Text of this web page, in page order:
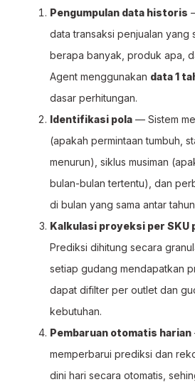
Pengumpulan data historis
data transaksi penjualan yang
berapa banyak, produk apa,
Agent menggunakan data 1
dasar perhitungan.
Identifikasi pola — Sistem
(apakah permintaan tumbuh,
menurun), siklus musiman
bulan-bulan tertentu), dan
di bulan yang sama antar
Kalkulasi proyeksi per SKU
Prediksi dihitung secara
setiap gudang mendapatkan
dapat difilter per outlet dan
kebutuhan.
Pembaruan otomatis harian
memperbarui prediksi dan
dini hari secara otomatis,